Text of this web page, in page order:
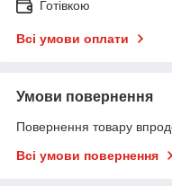
Готівкою
Всі умови оплати
Умови повернення
Повернення товару
Всі умови повернення